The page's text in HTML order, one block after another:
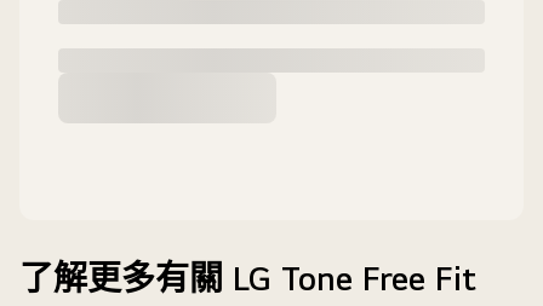
了解更多有關 LG Tone Free Fit